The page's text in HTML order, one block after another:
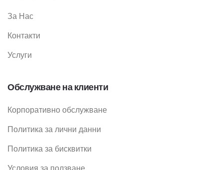
За Нас
Контакти
Услуги
Обслужване на клиенти
Корпоративно обслужване
Политика за лични данни
Политика за бисквитки